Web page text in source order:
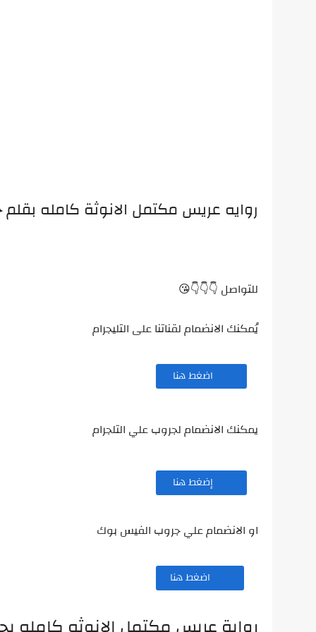
روايه عريس مكتمل الانوثة كامله
للتواصل 👇👇👇😘
يُمكنك الانضمام لقناتنا على التليجرام
اضغط هنا
يمكنك الانضمام لجروب علي التلجرام
إضغط هنا
او الانضمام علي جروب الفيس بوك
اضغط هنا